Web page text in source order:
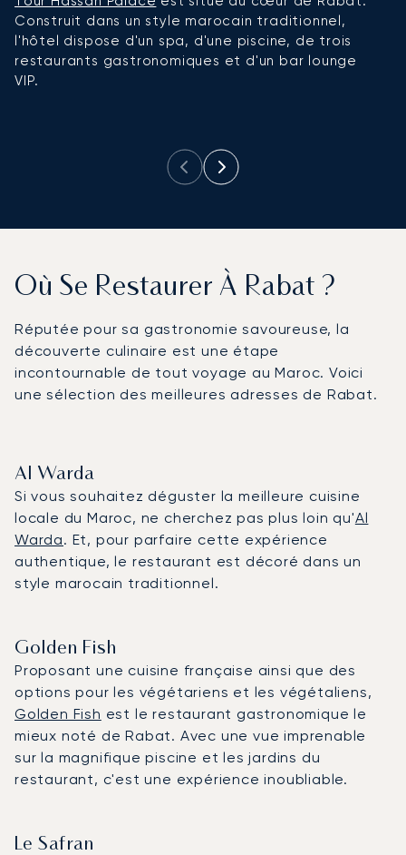
Construit dans un style marocain traditionnel,
l'hôtel dispose d'un spa, d'une piscine, de trois
restaurants gastronomiques et d'un bar lounge
VIP.
Où Se Restaurer À Rabat ?
Réputée pour sa gastronomie savoureuse, la
découverte culinaire est une étape
incontournable de tout voyage au Maroc. Voici
une sélection des meilleures adresses de Rabat.
Al Warda
Si vous souhaitez déguster la meilleure cuisine
locale du Maroc, ne cherchez pas plus loin qu'Al
Warda. Et, pour parfaire cette expérience
authentique, le restaurant est décoré dans un
style marocain traditionnel.
Golden Fish
Proposant une cuisine française ainsi que des
options pour les végétariens et les végétaliens,
Golden Fish est le restaurant gastronomique le
mieux noté de Rabat. Avec une vue imprenable
sur la magnifique piscine et les jardins du
restaurant, c'est une expérience inoubliable.
Le Safran